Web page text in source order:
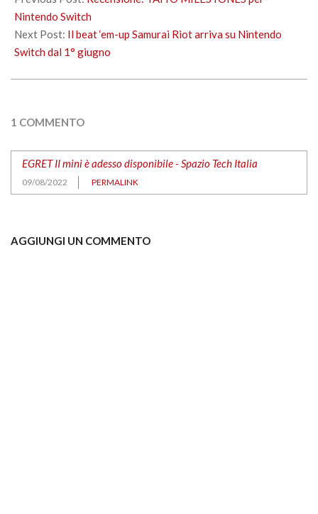
18
Nintendo Switch
Next Post: Il beat ‘em-up Samurai Riot arriva su Nintendo
Switch dal 1° giugno
1 COMMENTO
EGRET II mini è adesso disponibile - Spazio Tech Italia
09/08/2022 PERMALINK
AGGIUNGI UN COMMENTO